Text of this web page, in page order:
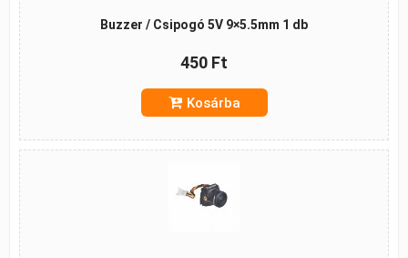
Buzzer / Csipogó 5V 9×5.5mm 1 db
450 Ft
Kosárba